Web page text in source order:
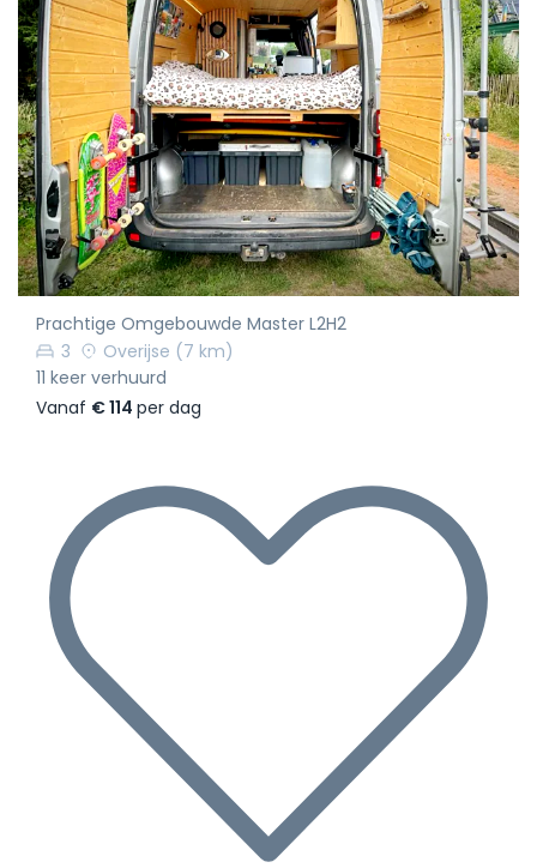
Prachtige Omgebouwde Master L2H2
3
Overijse (7 km)
11 keer verhuurd
Vanaf € 114 per dag